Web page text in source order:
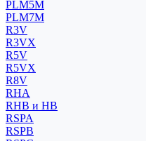
PLM5M
PLM7M
R3V
R3VX
R5V
R5VX
R8V
RHA
RHB и HB
RSPA
RSPB